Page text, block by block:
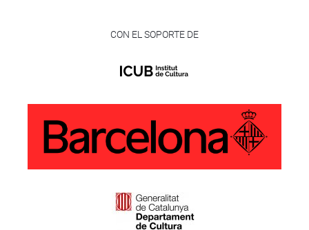
CON EL SOPORTE DE